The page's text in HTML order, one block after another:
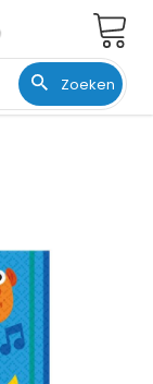
Zoeken